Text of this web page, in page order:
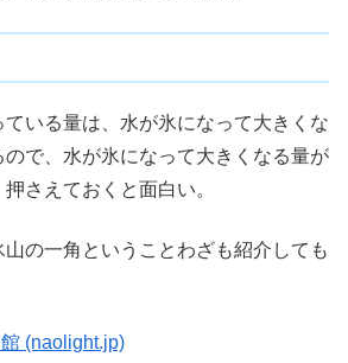
いる量は、水が氷になって大きくな
ので、水が氷になって大きくなる量が
さえておくと面白い。
の一角ということわざも紹介しても
(naolight.jp)